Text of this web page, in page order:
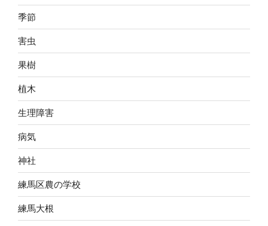
季節
害虫
果樹
植木
生理障害
病気
神社
練馬区農の学校
練馬大根